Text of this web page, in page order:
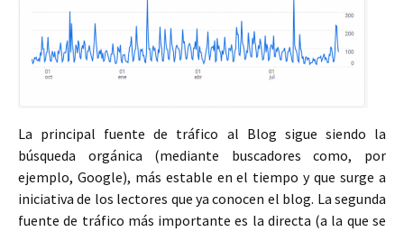
La principal fuente de tráfico al Blog sigue siendo la
búsqueda orgánica (mediante buscadores como, por
ejemplo, Google), más estable en el tiempo y que surge a
iniciativa de los lectores que ya conocen el blog. La segunda
fuente de tráfico más importante es la directa (a la que se